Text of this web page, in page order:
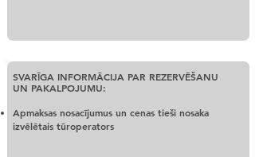
SVARĪGA INFORMĀCIJA PAR REZERVĒŠANU
UN PAKALPOJUMU:
Apmaksas nosacījumus un cenas tieši nosaka
izvēlētais tūroperators